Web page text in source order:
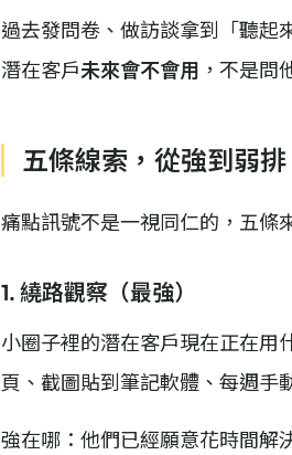
過去發問卷、做訪談拿到「聽起
潛在客戶未來會不會用 ，不是問
五條線索，從強到弱排
痛點訊號不是一視同仁的，五條
1. 繞路觀察（最強）
小圈子裡的潛在客戶現在正在用
頁、截圖貼到筆記軟體、每週
強在哪：他們已經願意花時間解